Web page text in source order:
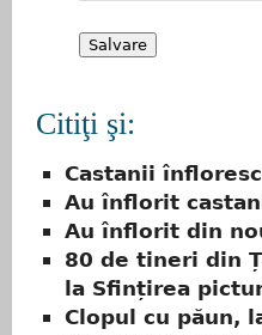
Citiţi şi:
Castanii
Au înflorit
Au înflorit din
80 de tineri din
la Sfințirea
Clopul cu păun,